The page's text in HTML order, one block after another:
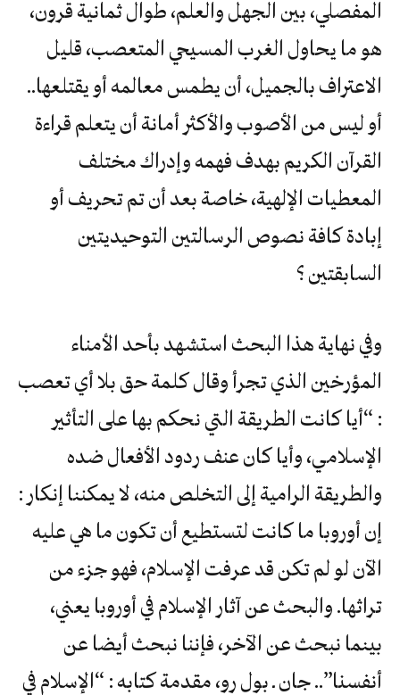
المفصلي، بين الجهل والعلم، طوال ثمانية قرون،
هو ما يحاول الغرب المسيحي المتعصب، قليل
الاعتراف بالجميل، أن يطمس معالمه أو يقتلعها..
أو ليس من الأصوب والأكثر أمانة أن يتعلم قراءة
القرآن الكريم بهدف فهمه وإدراك مختلف
المعطيات الإلهية، خاصة بعد أن تم تحريف أو
إبادة كافة نصوص الرسالتين التوحيديتين
السابقتين ؟
وفي نهاية هذا البحث استشهد بأحد الأمناء
المؤرخين الذي تجرأ وقال كلمة حق بلا أي تعصب
: “أيا كانت الطريقة التي نحكم بها على التأثير
الإسلامي، وأيا كان عنف ردود الأفعال ضده
والطريقة الرامية إلى التخلص منه، لا يمكننا إنكار :
إن أوروبا ما كانت لتستطيع أن تكون ما هي عليه
الآن لو لم تكن قد عرفت الإسلام، فهو جزء من
تراثها. والبحث عن آثار الإسلام في أوروبا يعني،
بينما نبحث عن الآخر، فإننا نبحث أيضا عن
أنفسنا”.. جان ـ بول رو، مقدمة كتابه : “الإسلام في